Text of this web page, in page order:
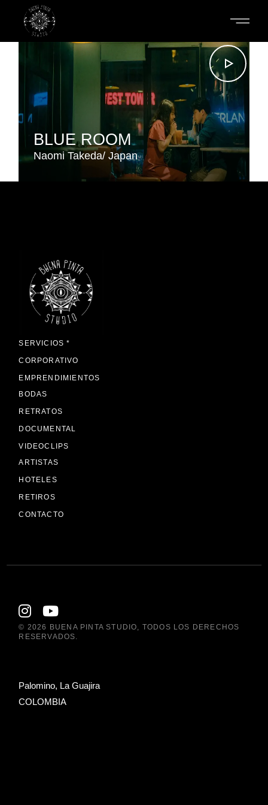
content
BLUE ROOM
Naomi Takeda Japan
SERVICIOS *
CORPORATIVO
EMPRENDIMIENTOS
BODAS
RETRATOS
DOCUMENTAL
VIDEOCLIPS
ARTISTAS
HOTELES
RETIROS
CONTACTO
© 2026 BUENA PINTA STUDIO, TODOS LOS DERECHOS
RESERVADOS.
Palomino, La Guajira
COLOMBIA